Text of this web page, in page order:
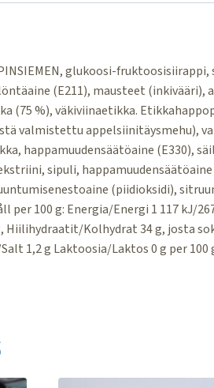
glukoosi-
(E211), mausteet
(75 %), väkiviinaetikka.
valmistettu appelsiinitäysmehu),
happamuudensäätöaine (E330),
sipuli,
(piidioksidi),
100 g: Energia/Energi 1 117 kJ/
Hiilihydraatit/Kolhydrat 34 g, josta
1,2 g Laktoosia/Laktos 0 g per 100